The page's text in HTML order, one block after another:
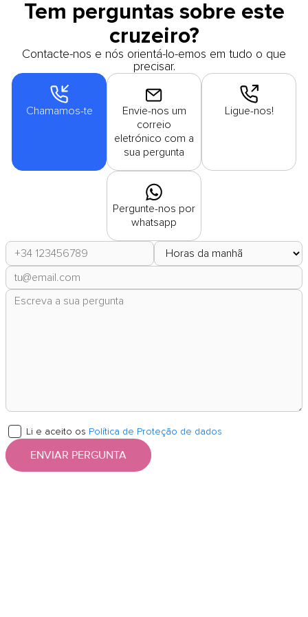
Tem perguntas sobre este
cruzeiro?
Contacte-nos e nós orientá-lo-emos em tudo o que
precisar.
Chamamos-te
Envie-nos um
correio
eletrónico com a
sua pergunta
Ligue-nos!
Pergunte-nos por
whatsapp
Li e aceito os Política de Proteção de dados
ENVIAR PERGUNTA